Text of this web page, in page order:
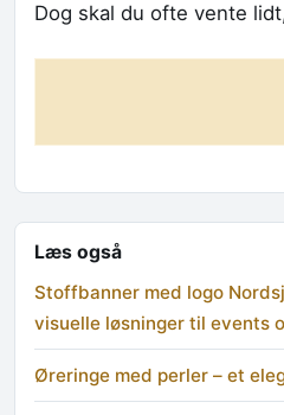
Dog skal du ofte vente
Læs også
Stoffbanner med logo
visuelle løsninger til events
Øreringe med perler – et